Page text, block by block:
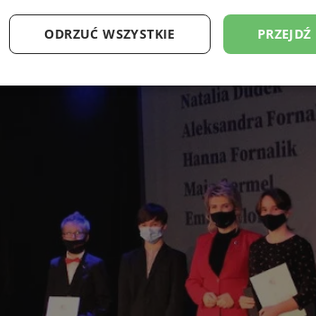
ODRZUĆ WSZYSTKIE
Targetowanie Funkcjonalność
Targetowanie Funkcjonalność
z podstawowych funkcji strony internetowej, takich jak
cookie nie można prawidłowo korzystać ze strony
przechowywania